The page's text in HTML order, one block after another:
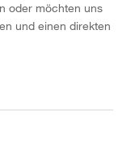
oder möchten uns
und einen direkten